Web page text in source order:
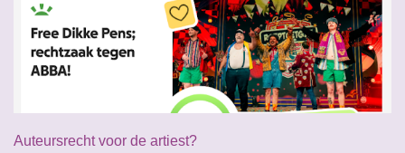
Auteursrecht voor de artiest?